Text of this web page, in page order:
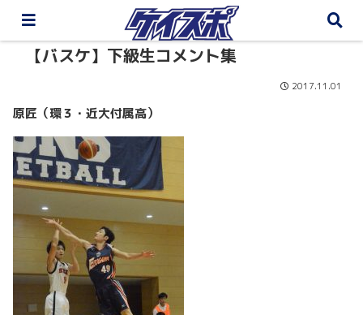
【バスケ】下級生コメント集
2017.11.01
原匠（環３・近大付属高）